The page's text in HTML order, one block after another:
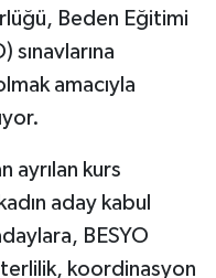
Beden Eğitimi
sınavlarına
amacıyla
ayrılan kurs
aday kabul
BESYO
koordinasyon